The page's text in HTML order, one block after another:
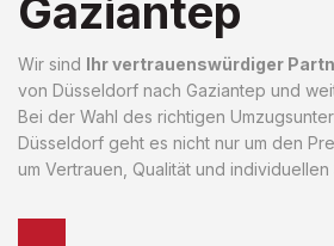
Gaziantep
Wir sind Ihr vertrauenswürdiger
von Düsseldorf nach Gaziantep und
Bei der Wahl des richtigen
Düsseldorf geht es nicht nur um den
um Vertrauen, Qualität und individuellen